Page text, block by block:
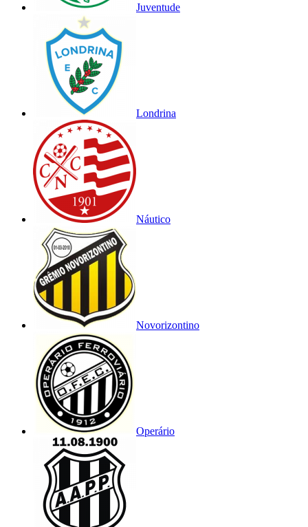
Juventude
Londrina
Náutico
Novorizontino
Operário